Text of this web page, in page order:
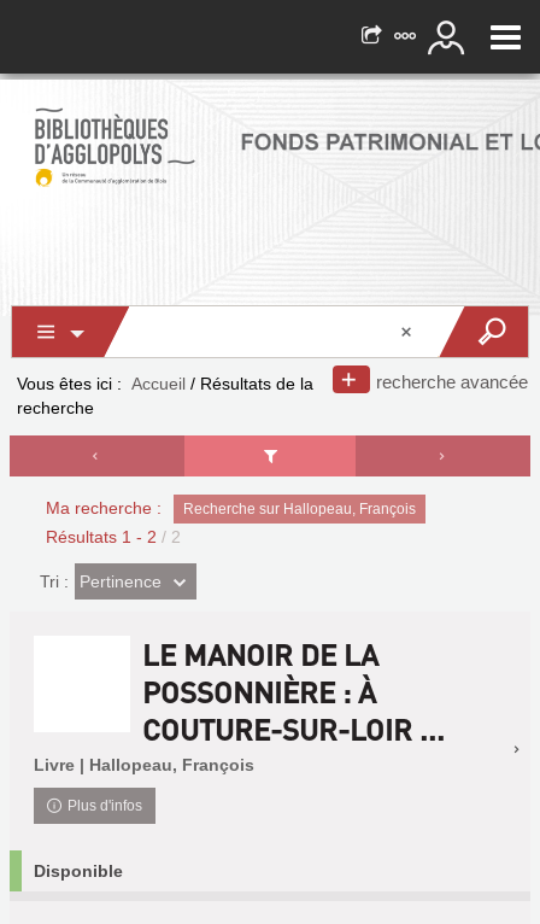
recherche avancée
Vous êtes ici : Accueil / Résultats de la
recherche
Ma recherche : Recherche sur Hallopeau, François
Résultats 1 - 2 / 2
Tri : (Effet
imédiat)
Pertinence
LE MANOIR DE LA
POSSONNIÈRE : À
COUTURE-SUR-LOIR ...
Livre | Hallopeau, François
Plus d'infos
Disponible